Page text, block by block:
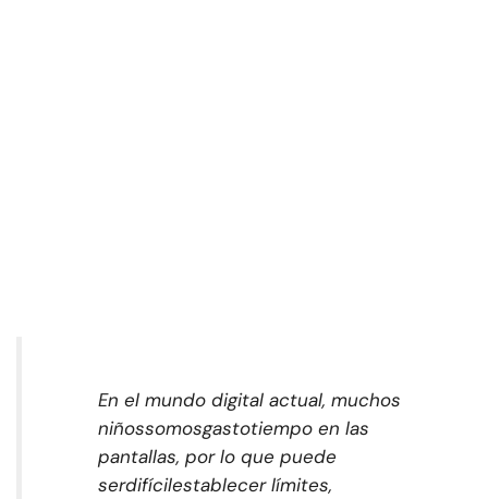
En el mundo digital actual, muchos
niñossomosgastotiempo en las
pantallas, por lo que puede
serdifícilestablecer límites,